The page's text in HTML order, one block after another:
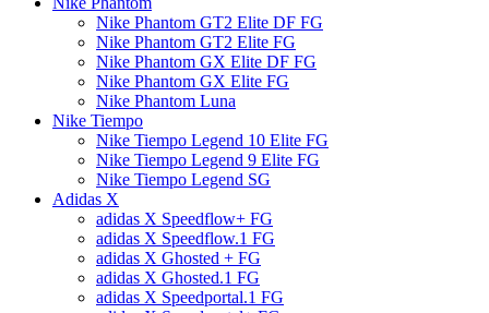
Nike Phantom GT2 Elite DF FG
Nike Phantom GT2 Elite FG
Nike Phantom GX Elite DF FG
Nike Phantom GX Elite FG
Nike Phantom Luna
Nike Tiempo
Nike Tiempo Legend 10 Elite FG
Nike Tiempo Legend 9 Elite FG
Nike Tiempo Legend SG
Adidas X
adidas X Speedflow+ FG
adidas X Speedflow.1 FG
adidas X Ghosted + FG
adidas X Ghosted.1 FG
adidas X Speedportal.1 FG